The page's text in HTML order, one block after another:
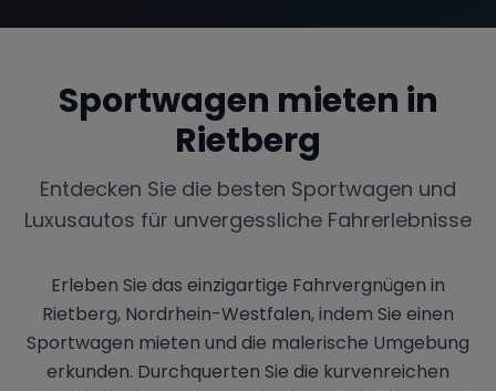
Sportwagen mieten in
Rietberg
Entdecken Sie die besten Sportwagen und
Luxusautos für unvergessliche Fahrerlebnisse
Erleben Sie das einzigartige Fahrvergnügen in
Rietberg, Nordrhein-Westfalen, indem Sie einen
Sportwagen mieten und die malerische Umgebung
erkunden. Durchquerten Sie die kurvenreichen